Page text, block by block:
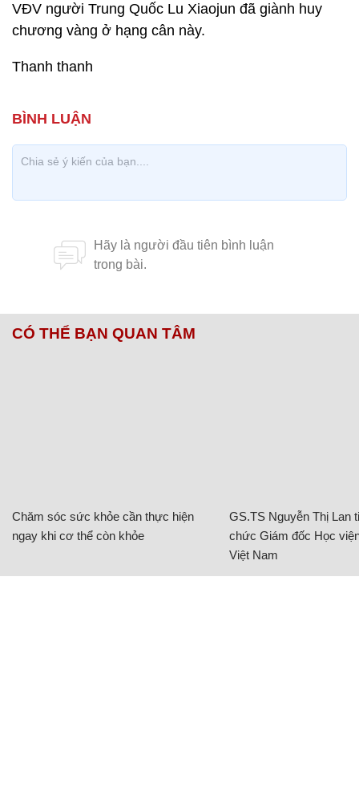
VĐV người Trung Quốc Lu Xiaojun đã giành huy
chương vàng ở hạng cân này.
Thanh thanh
CÓ THỂ BẠN QUAN TÂM
Chăm sóc sức khỏe cần thực hiện
ngay khi cơ thể còn khỏe
GS.TS Nguyễn Thị Lan
chức Giám đốc Học
Việt Nam